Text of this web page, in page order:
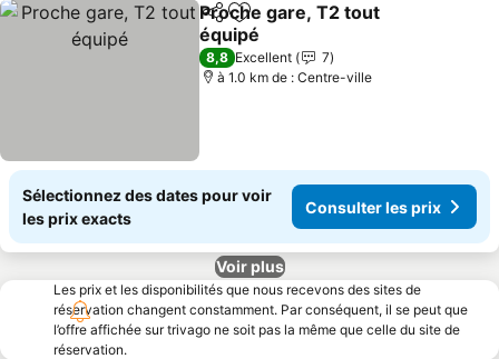
PartagerAjouter à mes favoris
Proche gare, T2 tout
équipé
Consulter les prix
8,8 Excellent
7
à 1.0 km de : Centre-ville
Sélectionnez des dates pour voir
les prix exacts
Consulter les prix
Voir plus
Les prix et les disponibilités que nous recevons des sites de
réservation changent constamment. Par conséquent, il se peut que
l’offre affichée sur trivago ne soit pas la même que celle du site de
réservation.